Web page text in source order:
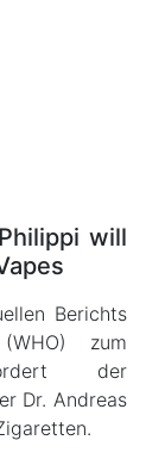
will
Berichts
(WHO) zum
der
Dr. Andreas